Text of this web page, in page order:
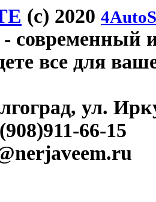
(c) 2020
- современный
все для
ул.
66-15